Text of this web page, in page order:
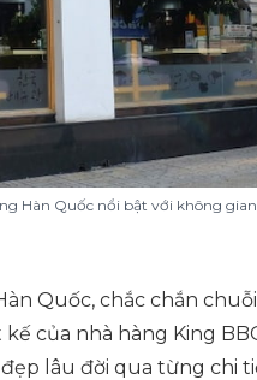
Hàn Quốc nổi bật với không
Quốc, chắc chắn
của nhà hàng King
lâu đời qua từng chi